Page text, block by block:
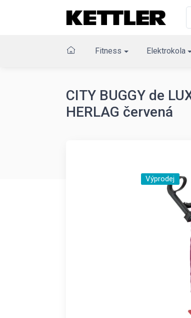
Fitness Elektrokola
CITY BUGGY de
HERLAG červená
Výprodej